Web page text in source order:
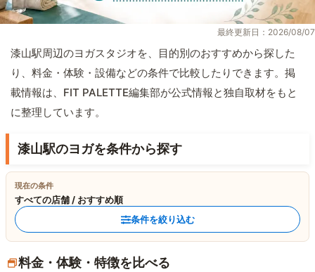
最終更新日：2026/08/07
漆山駅周辺のヨガスタジオを、目的別のおすすめから探した
り、料金・体験・設備などの条件で比較したりできます。掲
載情報は、FIT PALETTE編集部が公式情報と独自取材をもと
に整理しています。
漆山駅のヨガを条件から探す
現在の条件
すべての店舗 / おすすめ順
条件を絞り込む
料金・体験・特徴を比べる